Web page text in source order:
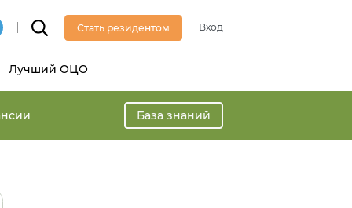
Стать резидентом Вход
Лучший ОЦО
База знаний